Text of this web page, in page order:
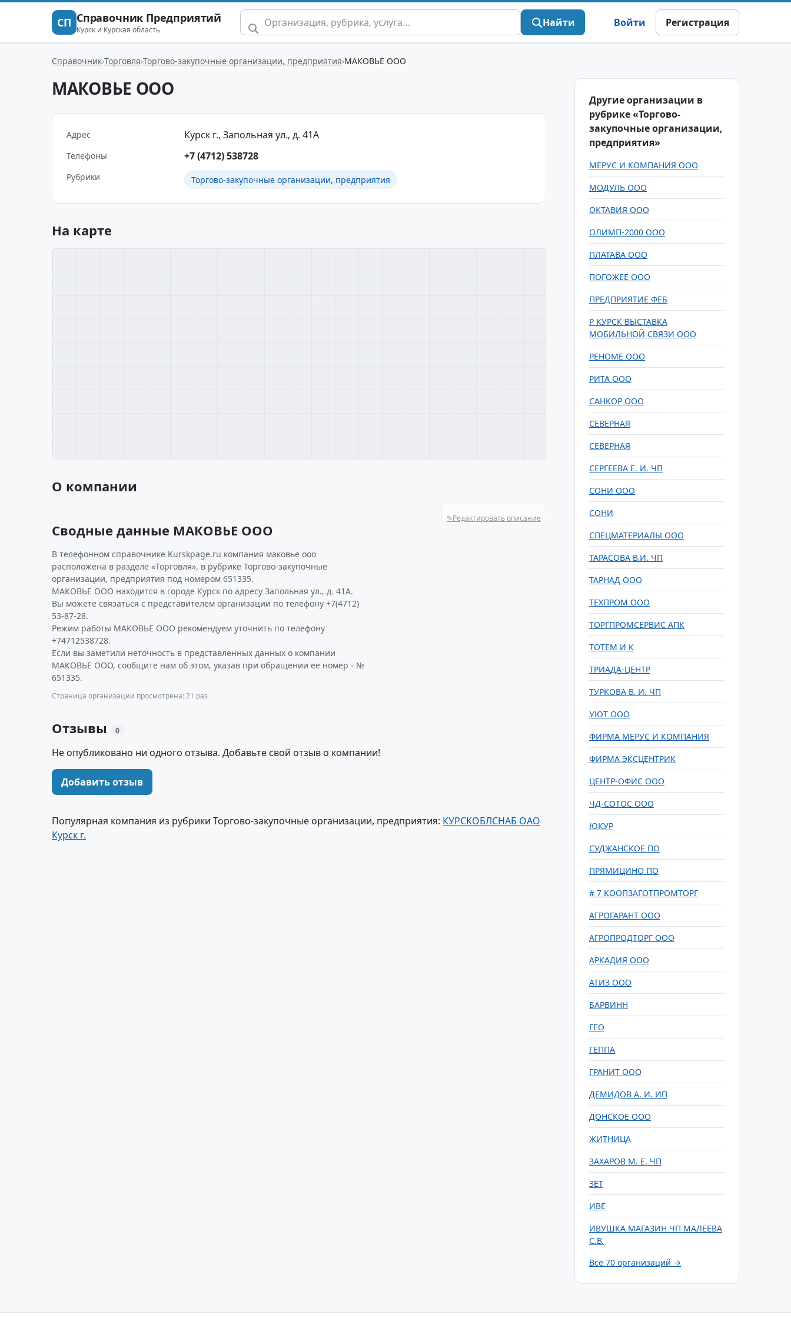
СП Справочник Предприятий
Курск и Курская область
Найти Войти Регистрация
Справочник Торговля Торгово-закупочные организации, предприятия МАКОВЬЕ ООО
МАКОВЬЕ ООО
Адрес Курск г., Запольная ул., д. 41А
Телефоны +7 (4712) 538728
Рубрики Торгово-закупочные организации, предприятия
На карте
О компании
✎Редактировать описание
Сводные данные МАКОВЬЕ ООО
В телефонном справочнике Kurskpage.ru компания маковье ооо
расположена в разделе «Торговля», в рубрике Торгово-закупочные
организации, предприятия под номером 651335.
МАКОВЬЕ ООО находится в городе Курск по адресу Запольная ул., д. 41А.
Вы можете связаться с представителем организации по телефону +7(4712)
53-87-28.
Режим работы МАКОВЬЕ ООО рекомендуем уточнить по телефону
+74712538728.
Если вы заметили неточность в представленных данных о компании
МАКОВЬЕ ООО, сообщите нам об этом, указав при обращении ее номер - №
651335.
Страница организации просмотрена: 21 раз
Отзывы 0
Не опубликовано ни одного отзыва. Добавьте свой отзыв о компании!
Добавить отзыв
Популярная компания из рубрики Торгово-закупочные организации, предприятия: КУРСКОБЛСНАБ ОАО
Курск г.
Другие организации в
рубрике «Торгово-
закупочные организации,
предприятия»
МЕРУС И КОМПАНИЯ ООО
МОДУЛЬ ООО
ОКТАВИЯ ООО
ОЛИМП-2000 ООО
ПЛАТАВА ООО
ПОГОЖЕЕ ООО
ПРЕДПРИЯТИЕ ФЕБ
Р КУРСК ВЫСТАВКА
МОБИЛЬНОЙ СВЯЗИ ООО
РЕНОМЕ ООО
РИТА ООО
САНКОР ООО
СЕВЕРНАЯ
СЕВЕРНАЯ
СЕРГЕЕВА Е. И. ЧП
СОНИ ООО
СОНИ
СПЕЦМАТЕРИАЛЫ ООО
ТАРАСОВА В.И. ЧП
ТАРНАД ООО
ТЕХПРОМ ООО
ТОРГПРОМСЕРВИС АПК
ТОТЕМ И К
ТРИАДА-ЦЕНТР
ТУРКОВА В. И. ЧП
УЮТ ООО
ФИРМА МЕРУС И КОМПАНИЯ
ФИРМА ЭКСЦЕНТРИК
ЦЕНТР-ОФИС ООО
ЧД-СОТОС ООО
ЮКУР
СУДЖАНСКОЕ ПО
ПРЯМИЦИНО ПО
# 7 КООПЗАГОТПРОМТОРГ
АГРОГАРАНТ ООО
АГРОПРОДТОРГ ООО
АРКАДИЯ ООО
АТИЗ ООО
БАРВИНН
ГЕО
ГЕППА
ГРАНИТ ООО
ДЕМИДОВ А. И. ИП
ДОНСКОЕ ООО
ЖИТНИЦА
ЗАХАРОВ М. Е. ЧП
ЗЕТ
ИВЕ
ИВУШКА МАГАЗИН ЧП МАЛЕЕВА
С.В.
Все 70 организаций →